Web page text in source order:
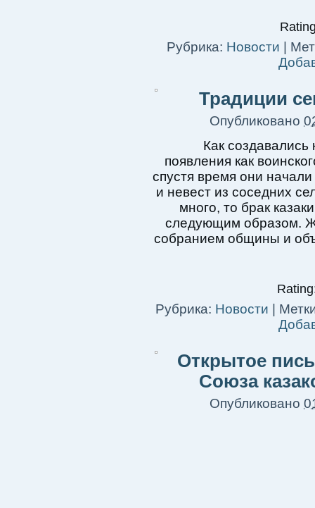
Рубрика: Новости
Традиции
Опубликовано
Как создавались
появления как
спустя время они
и невест из соседних
много, то брак
следующим образом.
собранием общины и
Рубрика: Новости
Открытое
Союза
Опубликовано